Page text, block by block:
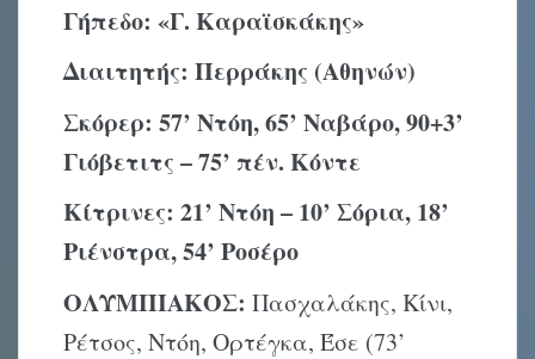
Γήπεδο:«Γ. Καραϊσκάκης»
Διαιτητής:Περράκης (Αθηνών)
Σκόρερ:57’ Ντόη, 65’ Ναβάρο, 90+3’
Γιόβετιτς – 75’ πέν. Κόντε
Κίτρινες: 21’ Ντόη – 10’ Σόρια, 18’
Ριένστρα, 54’ Ροσέρο
ΟΛΥΜΠΙΑΚΟΣ:Πασχαλάκης, Κίνι,
Ρέτσος, Ντόη, Ορτέγκα, Έσε (73’